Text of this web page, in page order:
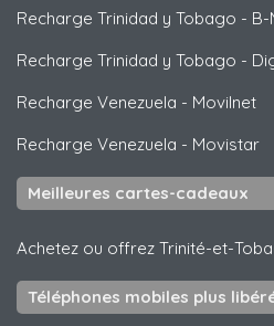
Recharge Trinidad y Tobago - B-
Recharge Trinidad y Tobago -
Recharge Venezuela - Movilnet
Recharge Venezuela - Movistar
Meilleures cartes-cadeaux
Achetez ou offrez Trinité-et-
Téléphones mobiles plus